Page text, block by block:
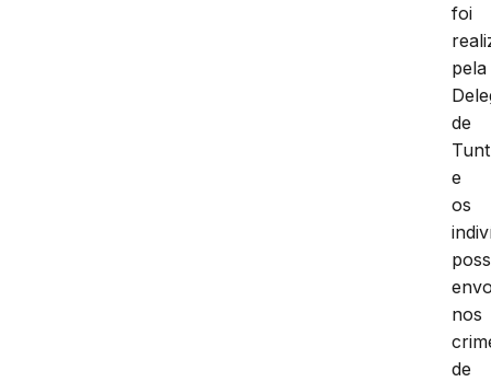
foi
pela
de
e
os
nos
de